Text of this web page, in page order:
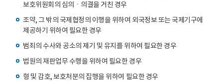
보호위원회의 심의ㆍ의결을 거친 경우
조약, 그 밖의 국제협정의 이행을 위하여 외국정보 또는 국제기구에
제공하기 위하여 필요한 경우
범죄의 수사와 공소의 제기 및 유지를 위하여 필요한 경우
법원의 재판업무 수행을 위하여 필요한 경우
형 및 감호, 보호처분의 집행을 위하여 필요한 경우